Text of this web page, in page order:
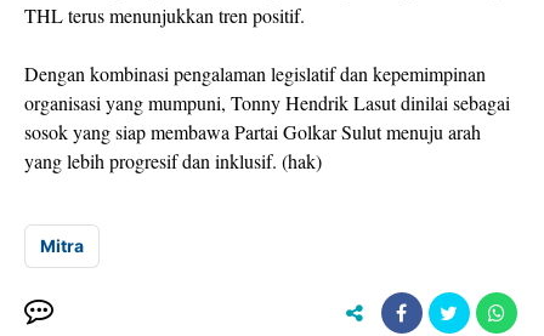
THL terus menunjukkan tren positif.
Dengan kombinasi pengalaman legislatif dan kepemimpinan
organisasi yang mumpuni, Tonny Hendrik Lasut dinilai sebagai
sosok yang siap membawa Partai Golkar Sulut menuju arah
yang lebih progresif dan inklusif. (hak)
Mitra